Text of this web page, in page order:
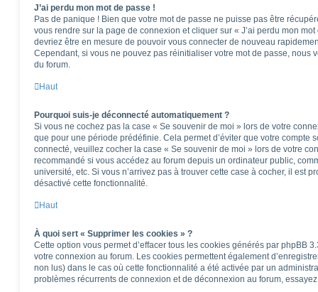
J’ai perdu mon mot de passe !
Pas de panique ! Bien que votre mot de passe ne puisse pas être
vous rendre sur la page de connexion et cliquer sur « J’ai perdu mon
devriez être en mesure de pouvoir vous connecter de nouveau
Cependant, si vous ne pouvez pas réinitialiser votre mot de passe, nous
du forum.
Haut
Pourquoi suis-je déconnecté automatiquement ?
Si vous ne cochez pas la case « Se souvenir de moi » lors de votre
que pour une période prédéfinie. Cela permet d’éviter que votre compte
connecté, veuillez cocher la case « Se souvenir de moi » lors de votre
recommandé si vous accédez au forum depuis un ordinateur public,
université, etc. Si vous n’arrivez pas à trouver cette case à cocher, il est
désactivé cette fonctionnalité.
Haut
À quoi sert « Supprimer les cookies » ?
Cette option vous permet d’effacer tous les cookies générés par phpBB
votre connexion au forum. Les cookies permettent également
non lus) dans le cas où cette fonctionnalité a été activée par un
problèmes récurrents de connexion et de déconnexion au forum,